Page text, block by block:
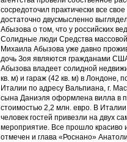
сосредоточил практически все
достаточно двусмысленно
Абызова о том, что у российских
Солидные люди Средства
Михаила Абызова уже давно
дочь Зоя являются гражданами
Абызова владеет солидной
кв. м) и гараж (42 кв. м) в Лондоне,
Италии по адресу Вальпиана, г.
сына Даниэля оформлена вилла в
стоимостью 2,2 млн. евро. В
человек гостей привезли на двух
мероприятие. Все прошло
отмечен и глава «Роснано»